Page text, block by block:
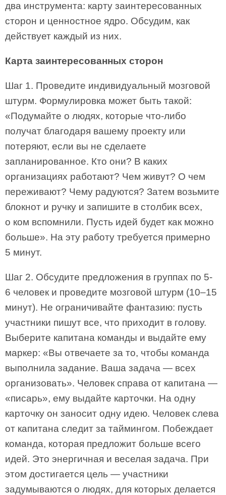
два инструмента: карту заинтересованных
сторон и ценностное ядро. Обсудим, как
действует каждый из них.
Карта заинтересованных сторон
Шаг 1. Проведите индивидуальный мозговой
штурм. Формулировка может быть такой:
«Подумайте о людях, которые что-либо
получат благодаря вашему проекту или
потеряют, если вы не сделаете
запланированное. Кто они? В каких
организациях работают? Чем живут? О чем
переживают? Чему радуются? Затем возьмите
блокнот и ручку и запишите в столбик всех,
о ком вспомнили. Пусть идей будет как можно
больше». На эту работу требуется примерно
5 минут.
Шаг 2. Обсудите предложения в группах по 5-
6 человек и проведите мозговой штурм (10–15
минут). Не ограничивайте фантазию: пусть
участники пишут все, что приходит в голову.
Выберите капитана команды и выдайте ему
маркер: «Вы отвечаете за то, чтобы команда
выполнила задание. Ваша задача — всех
организовать». Человек справа от капитана —
«писарь», ему выдайте карточки. На одну
карточку он заносит одну идею. Человек слева
от капитана следит за таймингом. Побеждает
команда, которая предложит больше всего
идей. Это энергичная и веселая задача. При
этом достигается цель — участники
задумываются о людях, для которых делается